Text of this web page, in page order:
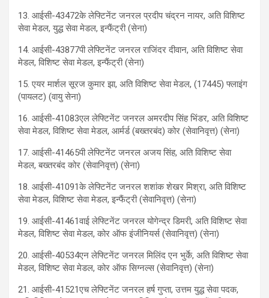
13. आईसी-43472के लेफ्टिनेंट जनरल प्रदीप चंद्रन नायर, अति विशिष्ट
सेवा मेडल, युद्ध सेवा मेडल, इन्फैंट्री (सेना)
14. आईसी-43877पी लेफ्टिनेंट जनरल राजिंदर दीवान, अति विशिष्ट सेवा
मेडल, विशिष्ट सेवा मेडल, इन्फैंट्री (सेना)
15. एयर मार्शल सूरज कुमार झा, अति विशिष्ट सेवा मेडल, (17445) फ्लाइंग
(पायलट) (वायु सेना)
16. आईसी-41083एल लेफ्टिनेंट जनरल अमरदीप सिंह भिंडर, अति विशिष्ट
सेवा मेडल, विशिष्ट सेवा मेडल, आर्मर्ड (बख्तरबंद) कोर (सेवानिवृत्त) (सेना)
17. आईसी-41465पी लेफ्टिनेंट जनरल अजय सिंह, अति विशिष्ट सेवा
मेडल, बख्तरबंद कोर (सेवानिवृत्त) (सेना)
18. आईसी-41091के लेफ्टिनेंट जनरल शशांक शेखर मिश्रा, अति विशिष्ट
सेवा मेडल, विशिष्ट सेवा मेडल, इन्फैंट्री (सेवानिवृत्त) (सेना)
19. आईसी-41461वाई लेफ्टिनेंट जनरल योगेन्द्र डिमरी, अति विशिष्ट सेवा
मेडल, विशिष्ट सेवा मेडल, कोर ऑफ इंजीनियर्स (सेवानिवृत्त) (सेना)
20. आईसी-40534एन लेफ्टिनेंट जनरल मिलिंद एन भुर्के, अति विशिष्ट सेवा
मेडल, विशिष्ट सेवा मेडल, कोर ऑफ सिग्नल्स (सेवानिवृत्त) (सेना)
21. आईसी-41521एच लेफ्टिनेंट जनरल हर्ष गुप्ता, उत्तम युद्ध सेवा पदक,